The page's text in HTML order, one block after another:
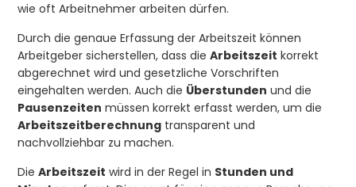
wie oft Arbeitnehmer arbeiten dürfen.
Durch die genaue Erfassung der Arbeitszeit können
Arbeitgeber sicherstellen, dass dieArbeitszeit korrekt
abgerechnet wird und gesetzliche Vorschriften
eingehalten werden. Auch die Überstunden und die
Pausenzeiten müssen korrekt erfasst werden, um die
Arbeitszeitberechnung transparent und
nachvollziehbar zu machen.
DieArbeitszeit wird in der Regel in Stunden und